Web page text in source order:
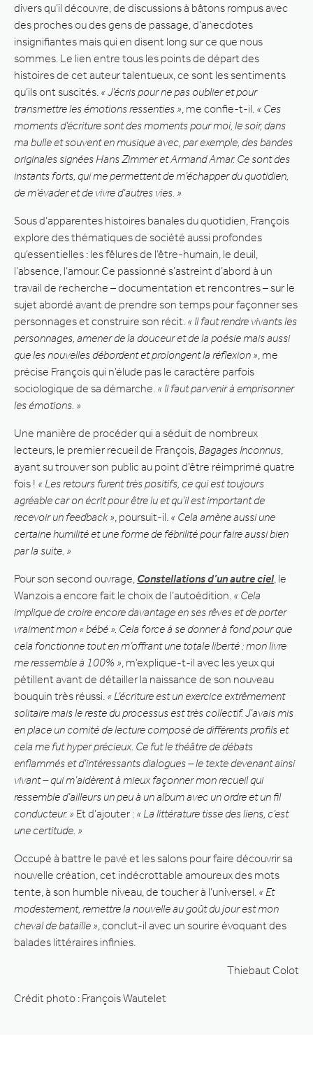
divers qu’il découvre, de discussions à bâtons rompus avec
des proches ou des gens de passage, d’anecdotes
insignifiantes mais qui en disent long sur ce que nous
sommes. Le lien entre tous les points de départ des
histoires de cet auteur talentueux, ce sont les sentiments
qu’ils ont suscités. « J’écris pour ne pas oublier et pour
transmettre les émotions ressenties » , me confie-t-il. « Ces
moments d’écriture sont des moments pour moi, le soir, dans
ma bulle et souvent en musique avec, par exemple, des bandes
originales signées Hans Zimmer et Armand Amar. Ce sont des
instants forts, qui me permettent de m’échapper du quotidien,
de m’évader et de vivre d’autres vies. »
Sous d’apparentes histoires banales du quotidien, François
explore des thématiques de société aussi profondes
qu’essentielles : les fêlures de l’être-humain, le deuil,
l’absence, l’amour. Ce passionné s’astreint d’abord à un
travail de recherche – documentation et rencontres – sur le
sujet abordé avant de prendre son temps pour façonner ses
personnages et construire son récit. « Il faut rendre vivants les
personnages, amener de la douceur et de la poésie mais aussi
que les nouvelles débordent et prolongent la réflexion » , me
précise François qui n’élude pas le caractère parfois
sociologique de sa démarche. « Il faut parvenir à emprisonner
les émotions. »
Une manière de procéder qui a séduit de nombreux
lecteurs, le premier recueil de François, Bagages Inconnus
ayant su trouver son public au point d’être réimprimé quatre
fois ! « Les retours furent très positifs, ce qui est toujours
agréable car on écrit pour être lu et qu’il est important de
recevoir un feedback » , poursuit-il. « Cela amène aussi une
certaine humilité et une forme de fébrilité pour faire aussi bien
par la suite. »
Pour son second ouvrage, Constellations d’un autre ciel, le
Wanzois a encore fait le choix de l’autoédition. « Cela
implique de croire encore davantage en ses rêves et de porter
vraiment mon « bébé ». Cela force à se donner à fond pour que
cela fonctionne tout en m’offrant une totale liberté : mon livre
me ressemble à 100% » , m’explique-t-il avec les yeux qui
pétillent avant de détailler la naissance de son nouveau
bouquin très réussi. « L’écriture est un exercice extrêmement
solitaire mais le reste du processus est très collectif. J’avais mis
en place un comité de lecture composé de différents profils et
cela me fut hyper précieux. Ce fut le théâtre de débats
enflammés et d’intéressants dialogues – le texte devenant ainsi
vivant – qui m’aidèrent à mieux façonner mon recueil qui
ressemble d’ailleurs un peu à un album avec un ordre et un fil
conducteur. » Et d’ajouter : « La littérature tisse des liens, c’est
une certitude. »
Occupé à battre le pavé et les salons pour faire découvrir sa
nouvelle création, cet indécrottable amoureux des mots
tente, à son humble niveau, de toucher à l’universel. « Et
modestement, remettre la nouvelle au goût du jour est mon
cheval de bataille » , conclut-il avec un sourire évoquant des
balades littéraires infinies.
Thiebaut Colot
Crédit photo : François Wautelet